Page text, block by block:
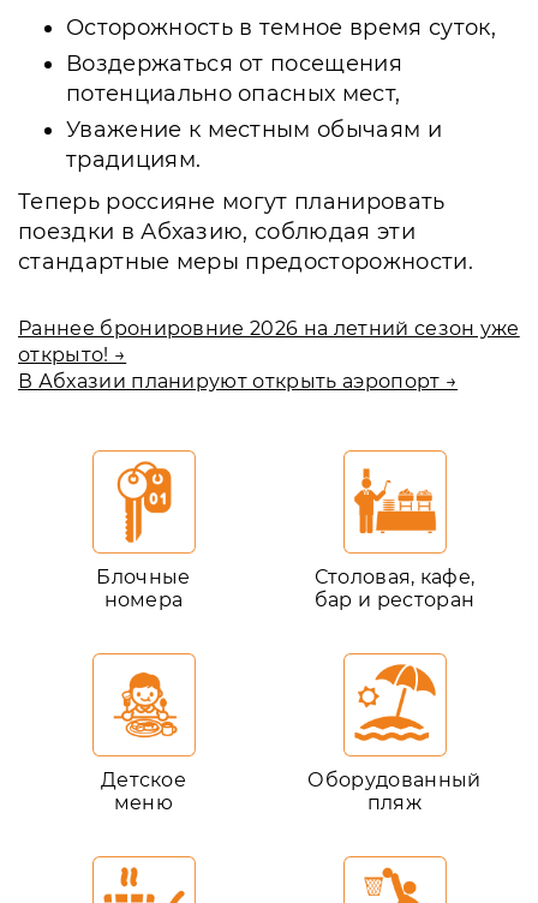
Осторожность в темное время суток,
Воздержаться от посещения
потенциально опасных мест,
Уважение к местным обычаям и
традициям.
Теперь россияне могут планировать
поездки в Абхазию, соблюдая эти
стандартные меры предосторожности.
Раннее бронировние 2026 на летний сезон уже
открыто! →
В Абхазии планируют открыть аэропорт →
Блочные
номера
Столовая, кафе,
бар и ресторан
Детское
меню
Оборудованный
пляж